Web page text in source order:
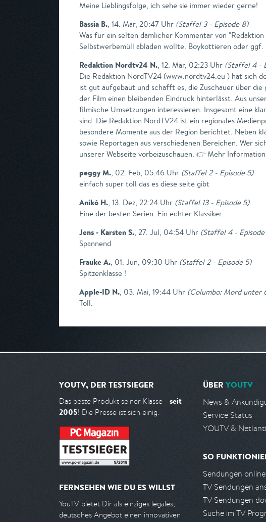
Meine Lieblingsfolge, ich sehe sie immer wieder gerne!
Bassia B., 14. Mär, 20:47 Uhr (Staffel 3 - Episode 8)
Was für ein selten dämlicher Kommentar von
Selbstwerbemüll abladen wollte. Boykottieren oder
Redaktion Nordtv24 N., 12. Mär, 02:23 Uhr (Staffel 4 -
Die Redaktion NordTV24 (www.nordtv24.eu ) hat sich
ist gut aufgebaut und schafft es, die Zuschauer über die
der Film einen bleibenden Eindruck hinterlässt. Aus
filmische Umsetzungen interessieren. Insgesamt eine
sind. Die Redaktion NordTV24 ist ein regionales
besondere Momente aus der Region berichtet. Neben
sowie Reportagen aus verschiedenen Bereichen. Wer
unserer Webseite vorbeizuschauen. 👉 Mehr
peggy M., 02. Feb, 05:46 Uhr (Staffel 2 - Episode 5)
einfach super toll das es diese seite gibt
Anikó H., 13. Dez, 22:24 Uhr (Staffel 13 - Episode 5)
Eine der besten Serien. Ein echter Klassiker.
Jens - Karsten S., 27. Jul, 04:54 Uhr (Staffel 4 -
Spannend
Frauke A., 01. Jun, 09:30 Uhr (Staffel 2 - Episode 5)
Spitzenklasse !
Apple-ID N., 03. Mai, 19:44 Uhr (Columbo: Mord unter
Toll.
YOUTV, DER TESTSIEGER
Das beste Produkt seiner Klasse - seit
2005! Die Presse ist sich einig.
FERNSEHEN WIE DU ES WILLST
YouTV bietet Dir als einziges legales,
deutsches Angebot einen innovativen
ÜBER YOUTV
News &
Service Status
YOUTV &
SO
Sendungen
TV Sendungen
TV Sendungen
Suche im TV